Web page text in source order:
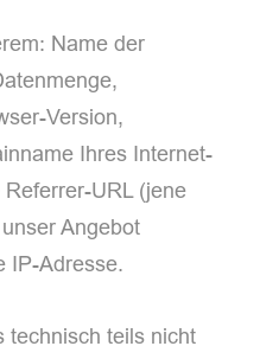
Name der
Version,
Ihres Internet-
URL (jene
Angebot
IP-Adresse.
technisch teils nicht